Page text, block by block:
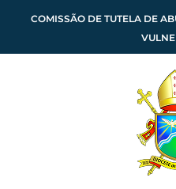
COMISSÃO DE TUTELA DE